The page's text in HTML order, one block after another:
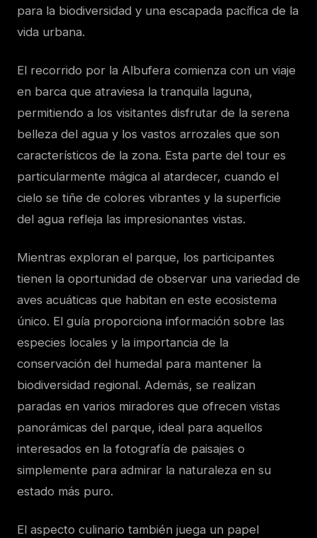
para la biodiversidad y una escapada pacífica de la
vida urbana.
El recorrido por la Albufera comienza con un viaje
en barca que atraviesa la tranquila laguna,
permitiendo a los visitantes disfrutar de la serena
belleza del agua y los vastos arrozales que son
característicos de la zona. Esta parte del tour es
particularmente mágica al atardecer, cuando el
cielo se tiñe de colores vibrantes y la superficie
del agua refleja las impresionantes vistas.
Mientras exploran el parque, los participantes
tienen la oportunidad de observar una variedad de
aves acuáticas que habitan en este ecosistema
único. El guía proporciona información sobre las
especies locales y la importancia de la
conservación del humedal para mantener la
biodiversidad regional. Además, se realizan
paradas en varios miradores que ofrecen vistas
panorámicas del parque, ideal para aquellos
interesados en la fotografía de paisajes o
simplemente para admirar la naturaleza en su
estado más puro.
El aspecto culinario también juega un papel